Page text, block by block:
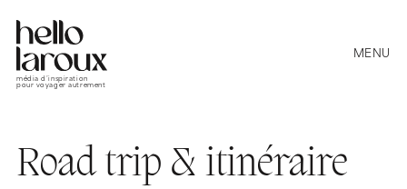
média d’inspiration
pour voyager autrement
MENU
Road trip & itinéraire